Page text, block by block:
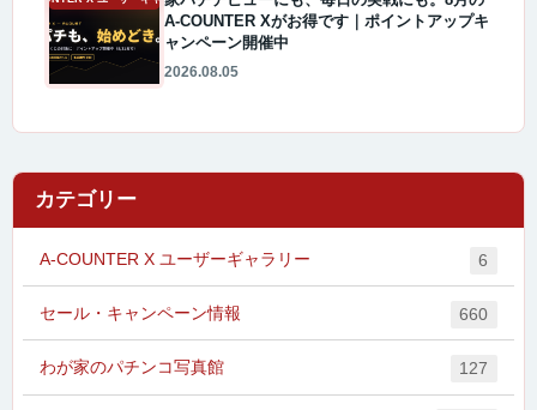
A-COUNTER Xがお得です｜ポイントアップキ
ャンペーン開催中
2026.08.05
カテゴリー
A-COUNTER X ユーザーギャラリー 6
セール・キャンペーン情報 660
わが家のパチンコ写真館 127